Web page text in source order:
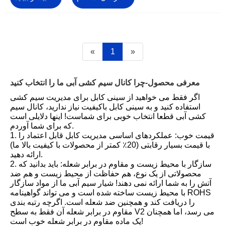
« 1 »
معرفی محصول-چرا کانال سیم کشی آبی ما را انتخاب کنید
اگر فقط می خواهید از سینی کابل برای مدیریت سیم کشی
استفاده کنید و به سینی کابل باکیفیت نیاز ندارید، کانال سیم
کشی آبی قطعا انتخاب خوبی برای شماست! اینها دلایلی است
که برای شما آوردم.
1. قیمت خوب: عملکردهای اساسی مدیریت کابل قابل اعتماد را
با قیمت بسیار رقابتی (20٪ کمتر از محصولات با کیفیت بالا ما)
ارائه دهید.
2. سازگار با محیط زیست و مقاوم در برابر شعله: باید بدانید که
محصولاتی از یک نوع، هم حفاظت از محیط زیست و هم ضد
آتش را به شما ارائه نمی دهند! شیار سیم آبی ما از مواد سازگار
با محیط زیست ساخته شده است و می تواند گواهینامه ROHS
را دریافت کند و همچنین ضد شعله است. اگرچه رتبه بندی
مقاوم در برابر شعله آن فقط به سطح V2 می رسد، اما همچنان
یک ماده مقاوم در برابر شعله خوب است!